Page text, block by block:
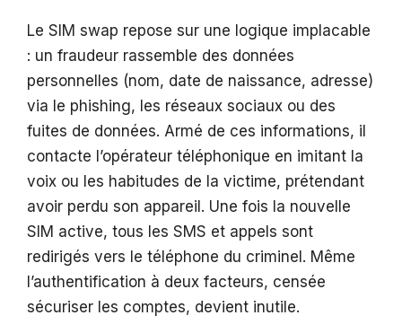
Le SIM swap repose sur une logique implacable
: un fraudeur rassemble des données
personnelles (nom, date de naissance, adresse)
via le phishing, les réseaux sociaux ou des
fuites de données. Armé de ces informations, il
contacte l’opérateur téléphonique en imitant la
voix ou les habitudes de la victime, prétendant
avoir perdu son appareil. Une fois la nouvelle
SIM active, tous les SMS et appels sont
redirigés vers le téléphone du criminel. Même
l’authentification à deux facteurs, censée
sécuriser les comptes, devient inutile.